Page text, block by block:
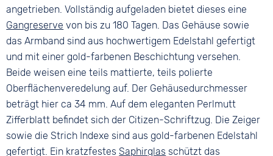
Bandschließe
Clipverschluss
angetrieben. Vollständig aufgeladen bietet dieses eine
Gangreserve von bis zu 180 Tagen. Das Gehäuse sowie
das Armband sind aus hochwertigem Edelstahl gefertigt
und mit einer gold-farbenen Beschichtung versehen.
Beide weisen eine teils mattierte, teils polierte
Oberflächenveredelung auf. Der Gehäusedurchmesser
beträgt hier ca 34 mm. Auf dem eleganten Perlmutt
Zifferblatt befindet sich der Citizen-Schriftzug. Die Zeiger
sowie die Strich Indexe sind aus gold-farbenen Edelstahl
gefertigt. Ein kratzfestesSaphirglas schützt das